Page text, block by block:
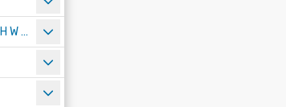
OCHRONA DANYCH OSOBOWYCH W URZĘDZIE MIASTA ŻORY - RODO